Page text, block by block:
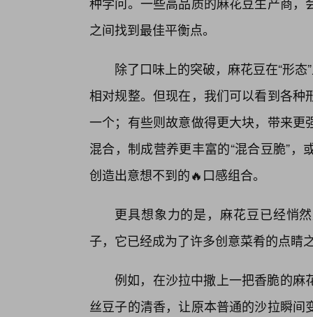
之间找到最佳平衡点。
除了口味上的突破，麻花豆在“形
相对规整。但现在，我们可以看到各
一个；有些则故意做得更大块，带来
混合，制成营养更丰富的“混合豆脆”
创造出意想不到的🔥口感组合。
更具想象力的是，麻花豆已经悄
子，它已经成为了许多创意菜肴的点睛
例如，在沙拉中撒上一把香脆的麻
丝豆子的清香，让原本普通的沙拉瞬